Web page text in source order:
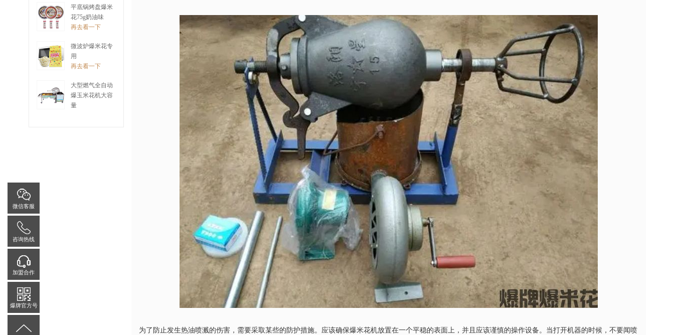
平底锅烤盘爆米
花75g奶油味
再去看一下
微波炉爆米花专
用
再去看一下
大型燃气全自动
爆玉米花机大容
量
为了防止发生热油喷溅的伤害，需要采取某些的防护措施。应该确保爆米花机放置在一个平稳的表面上，并且应该谨慎的操作设备。当打开机器的时候，不要闻喷
微信客服
咨询热线
加盟合作
爆牌官方号